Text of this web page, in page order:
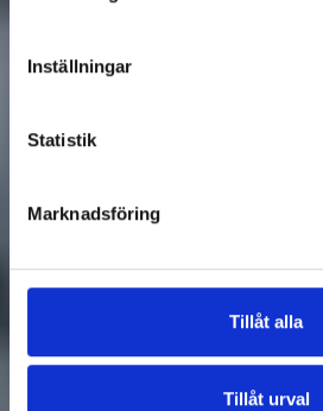
Inställningar
Statistik
Marknadsföring
Tillåt alla
Tillåt urval